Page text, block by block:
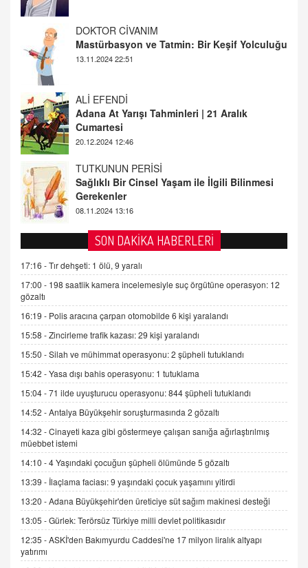
DOKTOR CİVANIM
Mastürbasyon ve Tatmin: Bir Keşif Yolculuğu
13.11.2024 22:51
ALİ EFENDİ
Adana At Yarışı Tahminleri | 21 Aralık
Cumartesi
20.12.2024 12:46
TUTKUNUN PERİSİ
Sağlıklı Bir Cinsel Yaşam ile İlgili Bilinmesi
Gerekenler
08.11.2024 13:16
FARUK ÖNALAN
Tezkere Onaylanmasaydı…
2 Kasım 2021 Salı 00:11
AV. DOĞAN CAN DOĞAN
Kişisel verilerin korunması ve dijital hukukun
gelişimi
15.09.2025 16:17
SEHER EREK
Kış Ayları Geldi, Hangi Önlemler Alınmalı?
9.12.2025 10:11
İNCİ GÜL AKÖL
Trump Keşke Adana'yı da Ziyaret Etse...
06.07.2026 13:00
ADEM AKÖL
Esed Destekçilerinin Yüzüne Vurulan Şamar:
Sednaya
SON DAKİKA HABERLERİ
17:16 -Tır dehşeti: 1 ölü, 9 yaralı
17:00 - 198 saatlik kamera incelemesiyle suç örgütüne operasyon: 12
gözaltı
16:19 - Polis aracına çarpan otomobilde 6 kişi yaralandı
15:58 -Zincirleme trafik kazası: 29 kişi yaralandı
15:50 -Silah ve mühimmat operasyonu: 2 şüpheli tutuklandı
15:42 -Yasa dışı bahis operasyonu: 1 tutuklama
15:04 -71 ilde uyuşturucu operasyonu: 844 şüpheli tutuklandı
14:52 -Antalya Büyükşehir soruşturmasında 2 gözaltı
14:32 -Cinayeti kaza gibi göstermeye çalışan sanığa ağırlaştırılmış
müebbet istemi
14:10 -4 Yaşındaki çocuğun şüpheli ölümünde 5 gözaltı
13:39 - İlaçlama faciası: 9 yaşındaki çocuk yaşamını yitirdi
13:20 -Adana Büyükşehir'den üreticiye süt sağım makinesi desteği
13:05 -Gürlek: Terörsüz Türkiye milli devlet politikasıdır
12:35 -ASKİ'den Bakımyurdu Caddesi'ne 17 milyon liralık altyapı
yatırımı